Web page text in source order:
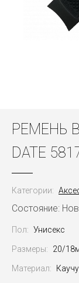
РЕМЕНЬ
DATE
Категории:
Состояние:
Пол: Унисекс
Размеры: 20/
Материал: